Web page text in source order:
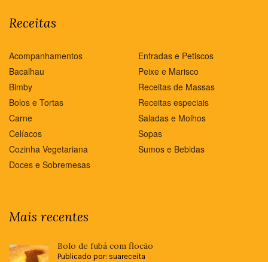
Receitas
Acompanhamentos
Bacalhau
Bimby
Bolos e Tortas
Carne
Celíacos
Cozinha Vegetariana
Doces e Sobremesas
Entradas e Petiscos
Peixe e Marisco
Receitas de Massas
Receitas especiais
Saladas e Molhos
Sopas
Sumos e Bebidas
Mais recentes
Bolo de fubá com flocão
Publicado por: suareceita